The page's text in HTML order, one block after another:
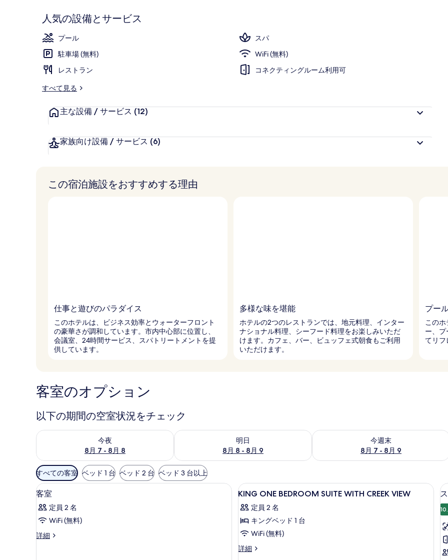
ラ
リ
ー
人気の設備とサービス
プール
スパ
駐車場 (無料)
WiFi (無料)
レストラン
コネクティングルーム利用可
すべて見る
主な設備 / サービス (12)
家族向け設備 / サービス (6)
この宿泊施設をおすすめする理由
仕事と遊びのパラダイス
このホテルは、ビジネス効率とウォーターフロント
の豪華さが調和しています。市内中心部に位置し、
会議室、24時間サービス、スパトリートメントを提
供しています。
多様な味を堪能
ホテルの2つのレストランでは、地元料理、インター
ナショナル料理、シーフード料理をお楽しみいただ
けます。カフェ、バー、ビュッフェ式朝食もご利用
いただけます。
プー
この
ー、
てリフ
客室のオプション
以下の期間の空室状況をチェック
今夜
8月 7 - 8月 8
今夜 8月 7 - 8月 8 の空室状況をチェック
明日
8月 8 - 8月 9
明日 8月 8 - 8月 9 の空室状況をチェック
今週末
8月 7 - 8月 9
今週末 8月 7 - 8月 9 の空室状況をチェ
利
用
可
能
な
客
室
すべての客室 ベッド 1 台 ベッド 2 台 ベッド 3 台以上
客
室
の
べ
高級寝具、ミニバー、セーフティボックス (室内)、デスク
2
客室
定員 2 名
WiFi (無料)
詳細
客
KING
ONE
BEDROOM
SUITE
WITH
CREEK
高級寝具、ミニバー、セーフティボッ
14
KING ONE BEDROOM SUITE WITH CREEK VIEW
定員 2 名
キングベッド 1 台
WiFi (無料)
詳細
KING
ス